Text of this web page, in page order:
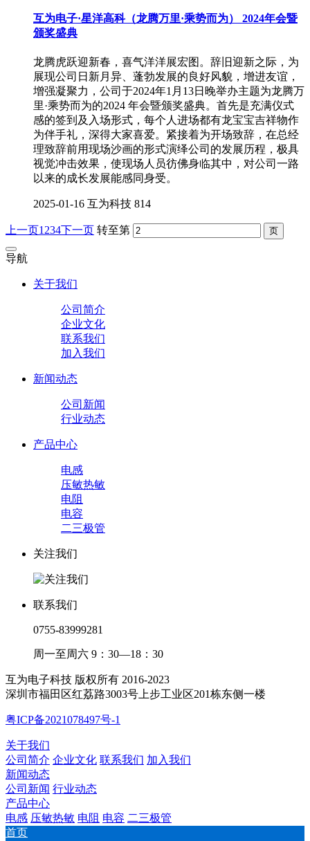
互为电子·星洋高科（龙腾万里·乘势而为） 2024年会暨
颁奖盛典
龙腾虎跃迎新春，喜气洋洋展宏图。辞旧迎新之际，为
展现公司日新月异、蓬勃发展的良好风貌，增进友谊，
增强凝聚力，公司于2024年1月13日晚举办主题为龙腾万
里·乘势而为的2024 年会暨颁奖盛典。首先是充满仪式
感的签到及入场形式，每个人进场都有龙宝宝吉祥物作
为伴手礼，深得大家喜爱。紧接着为开场致辞，在总经
理致辞前用现场沙画的形式演绎公司的发展历程，极具
视觉冲击效果，使现场人员彷佛身临其中，对公司一路
以来的成长发展能感同身受。
2025-01-16 互为科技 814
上一页1 234下一页 转至第
导航
关于我们
公司简介
企业文化
联系我们
加入我们
新闻动态
公司新闻
行业动态
产品中心
电感
压敏热敏
电阻
电容
二三极管
关注我们
联系我们
0755-83999281
周一至周六 9：30—18：30
互为电子科技 版权所有 2016-2023
深圳市福田区红荔路3003号上步工业区201栋东侧一楼
粤ICP备2021078497号-1
关于我们
公司简介 企业文化 联系我们 加入我们
新闻动态
公司新闻 行业动态
产品中心
电感 压敏热敏 电阻 电容 二三极管
首页